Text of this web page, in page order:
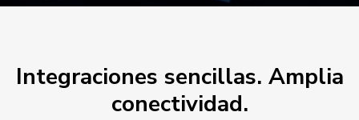
Integraciones sencillas. Amplia
conectividad.